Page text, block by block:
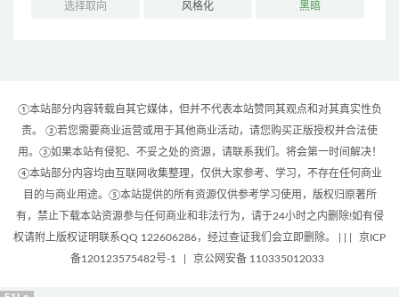
选择取向 风格化 黑暗
①本站部分内容转载自其它媒体，但并不代表本站赞同其观点和对其真实性负
责。 ②若您需要商业运营或用于其他商业活动，请您购买正版授权并合法使
用。③如果本站有侵犯、不妥之处的资源，请联系我们。将会第一时间解决！
④本站部分内容均由互联网收集整理，仅供大家参考、学习，不存在任何商业
目的与商业用途。⑤本站提供的所有资源仅供参考学习使用，版权归原著所
有，禁止下载本站资源参与任何商业和非法行为，请于24小时之内删除!如有侵
权请附上版权证明联系QQ 122606286，经过查证我们会立即删除。 | |
京ICP
备120123575482号-1
京公网安备 110335012033